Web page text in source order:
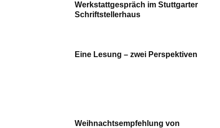
Werkstattgespräch im Stuttgarter
Schriftstellerhaus
Eine Lesung – zwei Perspektiven
Weihnachtsempfehlung von